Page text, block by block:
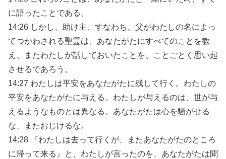
に語ったことである。
14:26 しかし、助け主、すなわち、父がわたしの名によっ
てつかわされる聖霊は、あなたがたにすべてのことを教
え、またわたしが話しておいたことを、ことごとく思い起
させるであろう。
14:27 わたしは平安をあなたがたに残して行く。わたしの
平安をあなたがたに与える。わたしが与えるのは、世が与
えるようなものとは異なる。あなたがたは心を騒がせる
な、またおじけるな。
14:28 『わたしは去って行くが、またあなたがたのところ
に帰って来る』と、わたしが言ったのを、あなたがたは聞